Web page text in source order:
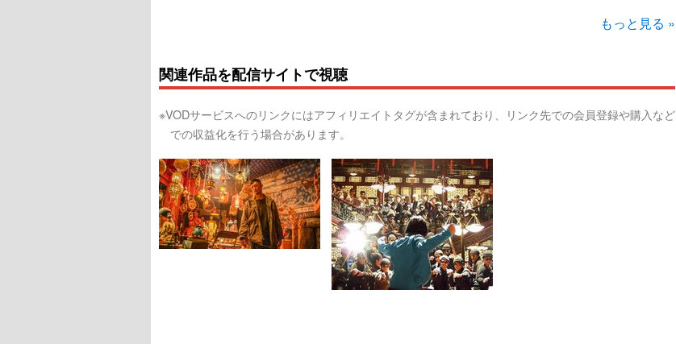
もっと見る »
関連作品を配信サイトで視聴
※VODサービスへのリンクにはアフィリエイトタグが含まれており、リンク先での会員登録や購入など
での収益化を行う場合があります。